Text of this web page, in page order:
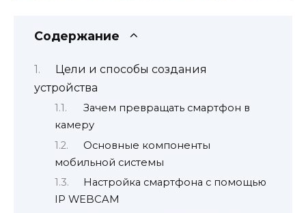
Содержание
Цели и способы создания
устройства
Зачем превращать смартфон в
камеру
Основные компоненты
мобильной системы
Настройка смартфона с помощью
IP WEBCAM